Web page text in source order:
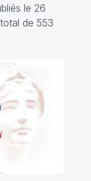
le 26
de 553